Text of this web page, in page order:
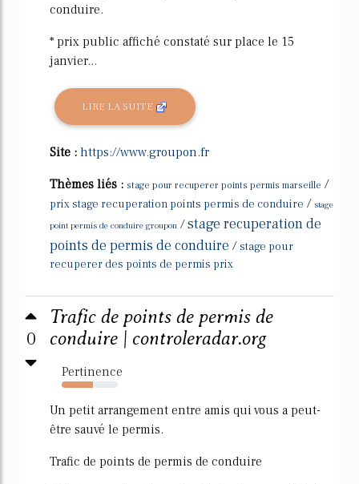
conduire.
* prix public affiché constaté sur place le 15
janvier...
LIRE LA SUITE
Site : https://www.groupon.fr
Thèmes liés : stage pour recuperer points permis marseille /
prix stage recuperation points permis de conduire / stage
point permis de conduire groupon /stage recuperation de
points de permis de conduire /stage pour
recuperer des points de permis prix
0
Trafic de points de permis de
conduire | controleradar.org
Pertinence
55%
Un petit arrangement entre amis qui vous a peut-
être sauvé le permis.
Trafic de points de permis de conduire